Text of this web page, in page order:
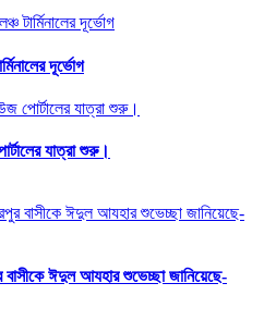
দূর্ভোগ
যাত্রা শুরু।
ঈদুল আযহার শুভেচ্ছা জানিয়েছে-